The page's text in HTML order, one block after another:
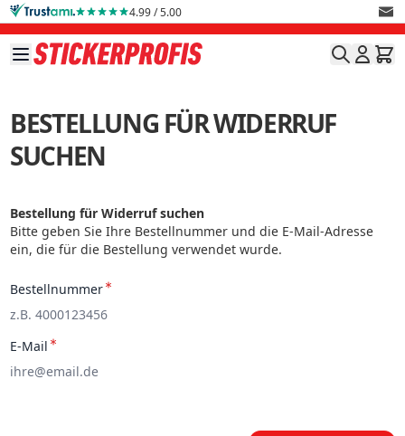
Direkt zum Inhalt 4.99 / 5.00
BESTELLUNG FÜR WIDERRUF
SUCHEN
Bestellung für Widerruf suchen
Bitte geben Sie Ihre Bestellnummer und die E-Mail-Adresse
ein, die für die Bestellung verwendet wurde.
Bestellnummer
E-Mail